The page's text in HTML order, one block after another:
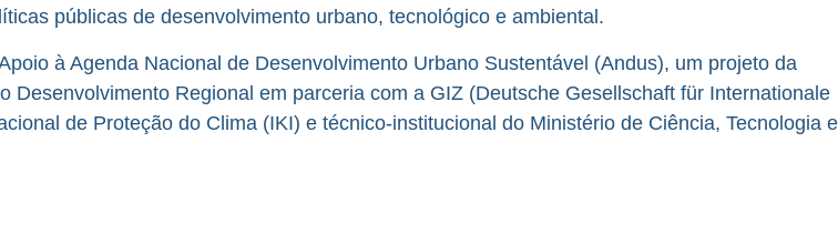
públicas de desenvolvimento urbano, tecnológico e ambiental.
à Agenda Nacional de Desenvolvimento Urbano Sustentável (Andus), um projeto da
Regional em parceria com a GIZ (Deutsche Gesellschaft für Internationale
de Proteção do Clima (IKI) e técnico-institucional do Ministério de Ciência, Tecnologia e